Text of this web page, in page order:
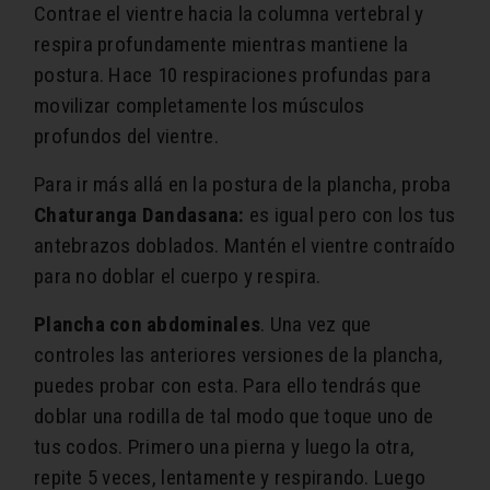
Contrae el vientre hacia la columna vertebral y
respira profundamente mientras mantiene la
postura. Hace 10 respiraciones profundas para
movilizar completamente los músculos
profundos del vientre.
Para ir más allá en la postura de la plancha, proba
Chaturanga Dandasana: es igual pero con los tus
antebrazos doblados. Mantén el vientre contraído
para no doblar el cuerpo y respira.
Plancha con abdominales. Una vez que
controles las anteriores versiones de la plancha,
puedes probar con esta. Para ello tendrás que
doblar una rodilla de tal modo que toque uno de
tus codos. Primero una pierna y luego la otra,
repite 5 veces, lentamente y respirando. Luego